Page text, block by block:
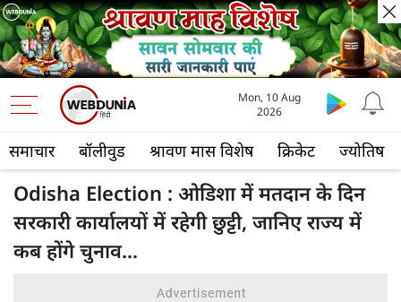
समाचार बॉलीवुड श्रावण मास विशेष क्रिकेट ज्योतिष
Mon, 10 Aug
2026
Odisha Election : ओडिशा में मतदान के दिन
सरकारी कार्यालयों में रहेगी छुट्टी, जानिए राज्‍य में
कब होंगे चुनाव...